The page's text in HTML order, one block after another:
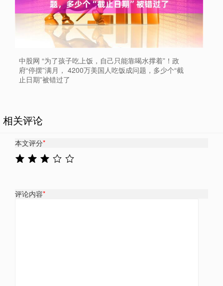
中股网 “为了孩子吃上饭，自己只能靠喝水撑着”！政
府“停摆”满月， 4200万美国人吃饭成问题，多少个“截
止日期”被错过了
相关评论
本文评分*
评论内容*